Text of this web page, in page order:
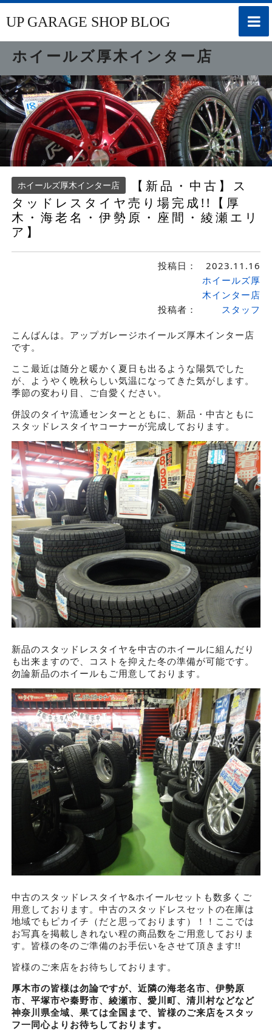
toggle
UP GARAGE SHOP BLOG
ホイールズ厚木インター店
ホイールズ厚木インター店
【新品・中古】ス
タッドレスタイヤ売り場完成!!【厚
木・海老名・伊勢原・座間・綾瀬エリ
ア】
投稿日： 2023.11.16
投稿者：
ホイールズ厚
木インター店
スタッフ
こんばんは。アップガレージホイールズ厚木インター店
です。
ここ最近は随分と暖かく夏日も出るような陽気でした
が、ようやく晩秋らしい気温になってきた気がします。
季節の変わり目、ご自愛ください。
併設のタイヤ流通センターとともに、新品・中古ともに
スタッドレスタイヤコーナーが完成しております。
新品のスタッドレスタイヤを中古のホイールに組んだり
も出来ますので、コストを抑えた冬の準備が可能です。
勿論新品のホイールもご用意しております。
中古のスタッドレスタイヤ&ホイールセットも数多くご
用意しております。中古のスタッドレスセットの在庫は
地域でもピカイチ（だと思っております）！！ここでは
お写真を掲載しきれない程の商品数をご用意しておりま
す。皆様の冬のご準備のお手伝いをさせて頂きます!!
皆様のご来店をお待ちしております。
厚木市の皆様は勿論ですが、近隣の海老名市、伊勢原
市、平塚市や秦野市、綾瀬市、愛川町、清川村などなど
神奈川県全域、果ては全国まで、皆様のご来店をスタッ
フ一同心よりお待ちしております。